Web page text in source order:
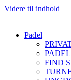
Videre til indhold
Padel
FIND